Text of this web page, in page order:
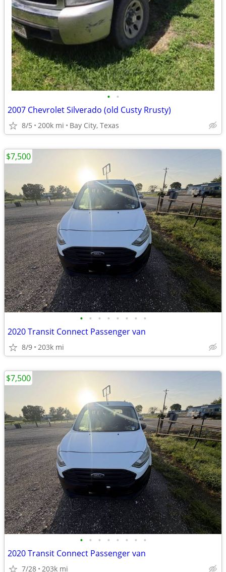
• •
2007 Chevrolet Silverado (old Custy Rrusty)
8/5 200k mi Bay City, Texas
• • • • • • • •
2020 Transit Connect Passenger van
8/9 203k mi
$7,500
• • • • • • • •
2020 Transit Connect Passenger van
7/28 203k mi
$7,500